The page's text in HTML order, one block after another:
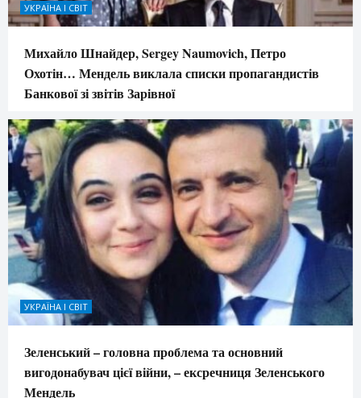
УКРАЇНА І СВІТ
Михайло Шнайдер, Sergey Naumovich, Петро
Охотін… Мендель виклала списки пропагандистів
Банкової зі звітів Зарівної
УКРАЇНА І СВІТ
Зеленський – головна проблема та основний
вигодонабувач цієї війни, – ексречниця Зеленського
Мендель